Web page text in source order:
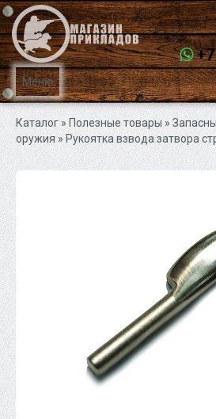
Меню
Каталог» Полезные товары »
оружия» Рукоятка взвода затвора